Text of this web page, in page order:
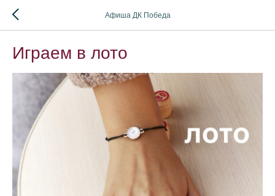
Афиша ДК Победа
Играем в лото